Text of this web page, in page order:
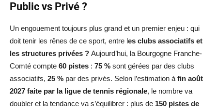
Public vs Privé ?
Un engouement toujours plus grand et un premier enjeu : qui
doit tenir les rênes de ce sport, entre les clubs associatifs et
les structures privées ? Aujourd’hui, la Bourgogne Franche-
Comté compte 60 pistes : 75 % sont gérées par des clubs
associatifs, 25 % par des privés. Selon l’estimation à fin août
2027 faite par la ligue de tennis régionale, le nombre va
doubler et la tendance va s’équilibrer : plus de 150 pistes de